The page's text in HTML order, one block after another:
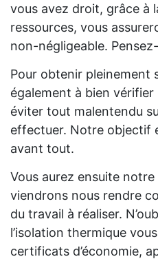
vous avez droit, grâce à
ressources, vous
non-négligeable.
Pour obtenir pleinement
également à bien
éviter tout malentendu
effectuer. Notre objectif
avant tout.
Vous aurez ensuite
viendrons nous rendre
du travail à réaliser.
l’isolation thermique
certificats d’économie,